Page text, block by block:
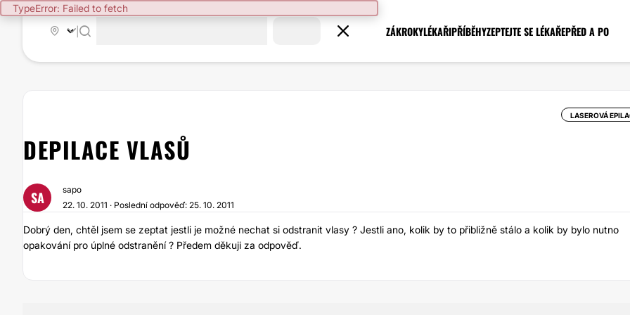
TypeError: Failed to fetch
ZÁKROKYLÉKAŘIPŘÍBĚHYZEPTEJTE SE LÉKAŘEPŘED A PO
LASEROVÁ
DEPILACE VLASŮ
SA
sapo
22. 10. 2011 · Poslední odpověď: 25. 10. 2011
Dobrý den, chtěl jsem se zeptat jestli je možné nechat si odstranit vlasy ? Jestli ano, kolik by to přibližně stálo a kolik by bylo nutno
opakování pro úplné odstranění ? Předem děkuji za odpověď.